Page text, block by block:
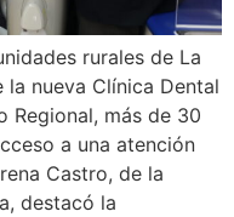
rurales de La
nueva Clínica Dental
Regional, más de 30
a una atención
Castro, de la
destacó la